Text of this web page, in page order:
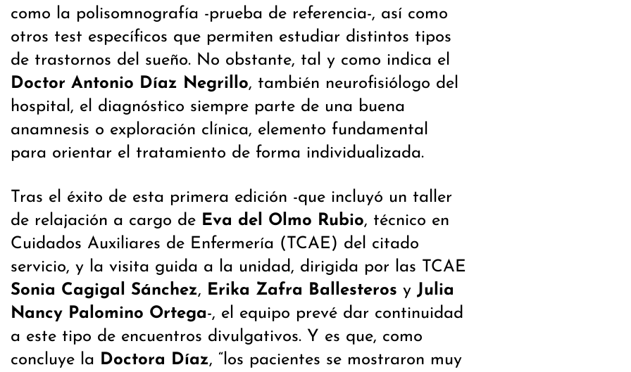
como la polisomnografía -prueba de referencia-, así como
otros test específicos que permiten estudiar distintos tipos
de trastornos del sueño. No obstante, tal y como indica el
Doctor Antonio Díaz Negrillo, también neurofisiólogo del
hospital, el diagnóstico siempre parte de una buena
anamnesis o exploración clínica, elemento fundamental
para orientar el tratamiento de forma individualizada.
Tras el éxito de esta primera edición -que incluyó un taller
de relajación a cargo de Eva del Olmo Rubio, técnico en
Cuidados Auxiliares de Enfermería (TCAE) del citado
servicio, y la visita guida a la unidad, dirigida por las TCAE
Sonia Cagigal Sánchez, Erika Zafra Ballesteros y Julia
Nancy Palomino Ortega-, el equipo prevé dar continuidad
a este tipo de encuentros divulgativos. Y es que, como
concluye la Doctora Díaz, “los pacientes se mostraron muy